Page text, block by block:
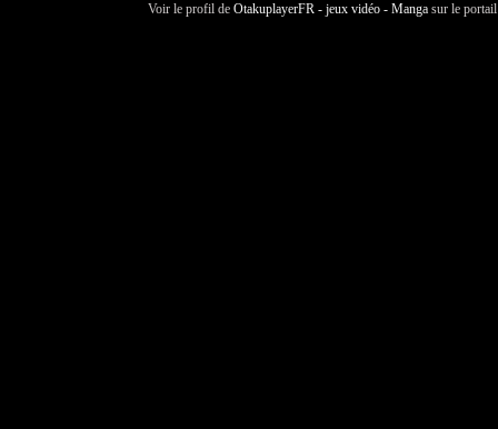
Voir le profil de OtakuplayerFR - jeux vidéo - Manga sur le